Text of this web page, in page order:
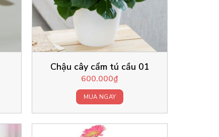
Chậu cây cẩm tú cầu 01
600.000₫
MUA NGAY